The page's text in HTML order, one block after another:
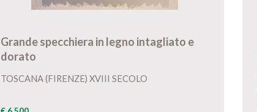
Grande specchiera in legno intagliato e
dorato
TOSCANA (FIRENZE) XVIII SECOLO